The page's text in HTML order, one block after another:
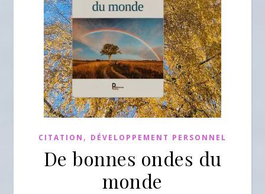
CITATION , DÉVELOPPEMENT PERSONNEL
De bonnes ondes du
monde